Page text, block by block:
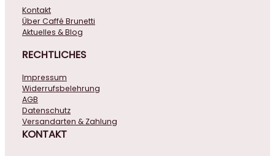
Kontakt
Über Caffé Brunetti
Aktuelles & Blog
RECHTLICHES
Impressum
Widerrufsbelehrung
AGB
Datenschutz
Versandarten & Zahlung
KONTAKT